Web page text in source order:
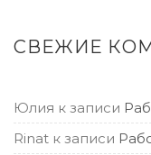
СВЕЖИЕ
Юлия к записи
Rinat к записи